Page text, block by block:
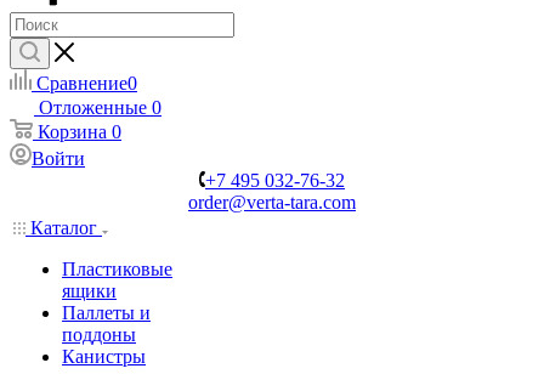
Сравнение0
Отложенные 0
Корзина 0
Войти
+7 495 032-76-32
order@verta-tara.com
Каталог
Пластиковые
ящики
Паллеты и
поддоны
Канистры